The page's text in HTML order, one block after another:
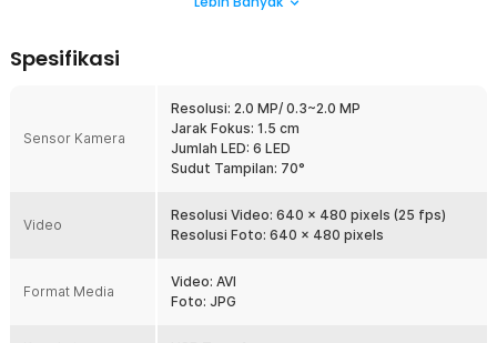
Overview
maksimal. Kini Anda dapat membersihkan telinga dengan lebih aman
menggunakan TaffOmicron EU-0 kamera endoskopi pembersih telinga
yang dilengkapi kamera HD dan tampilan real-time melalui smartphone
maupun laptop. Dengan bantuan LED dan desain ramping, proses
iritasi. Cocok digunakan untuk kebutuhan perawatan telinga harian di
rumah.
Spesifikasi
Sensor Kamera
Resolusi: 2.0 MP/ 0.3~2.0 MP
Jarak Fokus: 1.5 cm
Jumlah LED: 6 LED
Sudut Tampilan: 70°
Video
Resolusi Video: 640 x 480 pixels (25 fps)
Resolusi Foto: 640 x 480 pixels
Format Media
Video: AVI
Foto: JPG